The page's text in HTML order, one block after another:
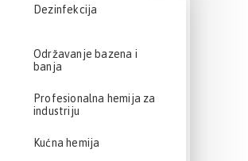
Dezinfekcija
Održavanje bazena i
banja
Profesionalna hemija za
industriju
Kućna hemija